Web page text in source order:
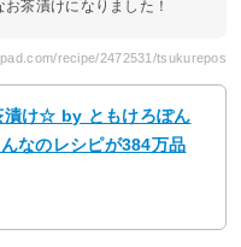
茶漬けになりました！
recipe/2472531/tsukurepos
漬け☆ by ともけろぽん
なのレシピが384万品